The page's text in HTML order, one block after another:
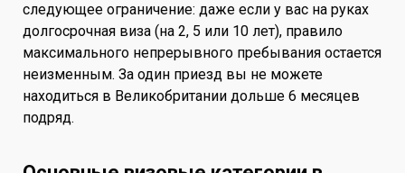
следующее ограничение: даже если у вас на руках
долгосрочная виза (на 2, 5 или 10 лет), правило
максимального непрерывного пребывания остается
неизменным. За один приезд вы не можете
находиться в Великобритании дольше 6 месяцев
подряд.